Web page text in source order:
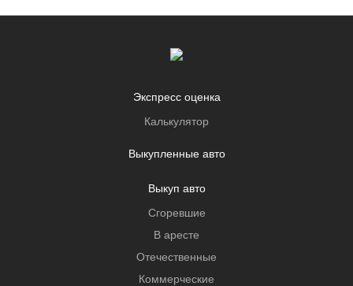
Экспресс оценка
Калькулятор
Выкупленные авто
Выкуп авто
Сгоревшие
В аресте
Отечественные
Коммерческие